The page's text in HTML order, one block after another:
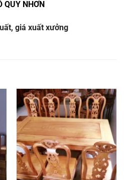
QUY NHƠN
giá xuất xưởng